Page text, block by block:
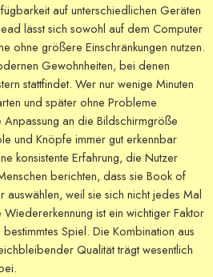
auf unterschiedlichen Geräten
lässt sich sowohl auf dem Computer
ohne größere Einschränkungen nutzen.
Gewohnheiten, bei denen
stattfindet. Wer nur wenige Minuten
und später ohne Probleme
an die Bildschirmgröße
und Knöpfe immer gut erkennbar
konsistente Erfahrung, die Nutzer
berichten, dass sie Book of
weil sie sich nicht jedes Mal
Wiedererkennung ist ein wichtiger Faktor
Spiel. Die Kombination aus
Qualität trägt wesentlich